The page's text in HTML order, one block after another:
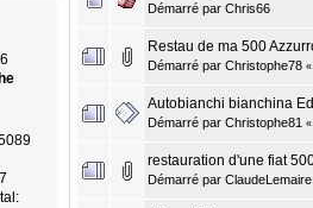
Démarré par Chris66
Restau de ma 500
Démarré par Christophe78
Autobianchi bianchina
Démarré par Christophe81
restauration d'une fiat
Démarré par ClaudeLemaire